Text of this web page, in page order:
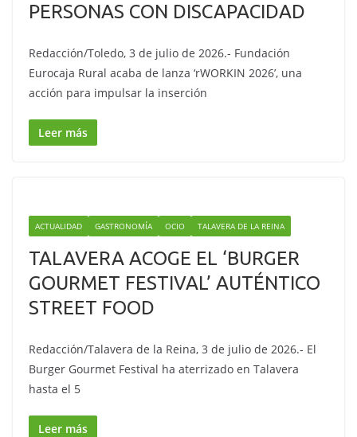
PERSONAS CON DISCAPACIDAD
Redacción/Toledo, 3 de julio de 2026.- Fundación
Eurocaja Rural acaba de lanza ‘rWORKIN 2026’, una
acción para impulsar la inserción
Leer más
ACTUALIDAD GASTRONOMÍA OCIO TALAVERA DE LA REINA
TALAVERA ACOGE EL ‘BURGER
GOURMET FESTIVAL’ AUTÉNTICO
STREET FOOD
Redacción/Talavera de la Reina, 3 de julio de 2026.- El
Burger Gourmet Festival ha aterrizado en Talavera
hasta el 5
Leer más